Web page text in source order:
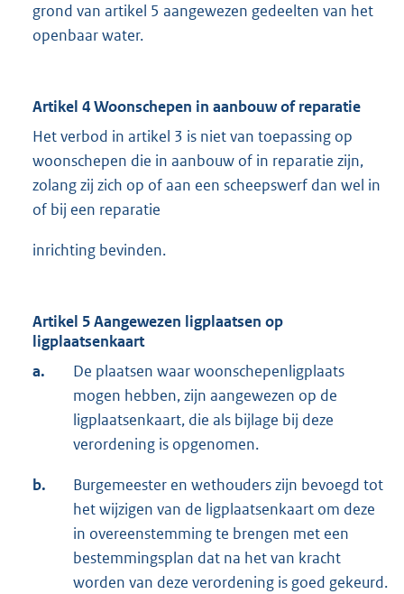
grond van artikel 5 aangewezen gedeelten van het
openbaar water.
Artikel 4 Woonschepen in aanbouw of reparatie
Het verbod in artikel 3 is niet van toepassing op
woonschepen die in aanbouw of in reparatie zijn,
zolang zij zich op of aan een scheepswerf dan wel in
of bij een reparatie
inrichting bevinden.
Artikel 5 Aangewezen ligplaatsen op
ligplaatsenkaart
a.
De plaatsen waar woonschepenligplaats
mogen hebben, zijn aangewezen op de
ligplaatsenkaart, die als bijlage bij deze
verordening is opgenomen.
b.
Burgemeester en wethouders zijn bevoegd tot
het wijzigen van de ligplaatsenkaart om deze
in overeenstemming te brengen met een
bestemmingsplan dat na het van kracht
worden van deze verordening is goed gekeurd.